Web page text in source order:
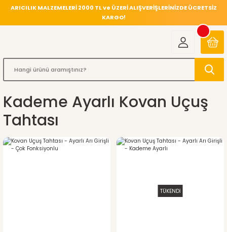
ARICILIK MALZEMELERİ 2000 TL ve ÜZERİ ALIŞVERİŞLERİNİZDE ÜCRETSİZ
KARGO!
Kademe Ayarlı Kovan Uçuş
Tahtası
TÜKENDİ